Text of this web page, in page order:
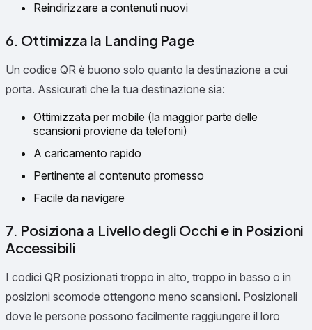
Reindirizzare a contenuti nuovi
6. Ottimizza la Landing Page
Un codice QR è buono solo quanto la destinazione a cui
porta. Assicurati che la tua destinazione sia:
Ottimizzata per mobile (la maggior parte delle
scansioni proviene da telefoni)
A caricamento rapido
Pertinente al contenuto promesso
Facile da navigare
7. Posiziona a Livello degli Occhi e in Posizioni
Accessibili
I codici QR posizionati troppo in alto, troppo in basso o in
posizioni scomode ottengono meno scansioni. Posizionali
dove le persone possono facilmente raggiungere il loro